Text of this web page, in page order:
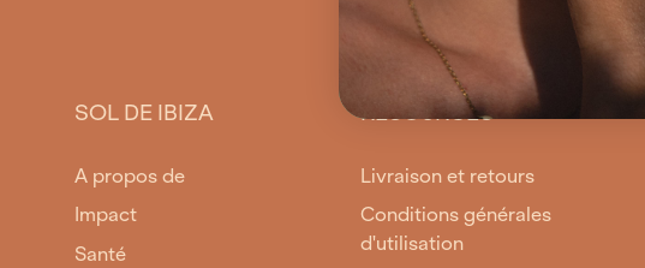
SOL DE IBIZA
A propos de
Impact
Santé
RESOURCES
Livraison et retours
Conditions générales
d'utilisation